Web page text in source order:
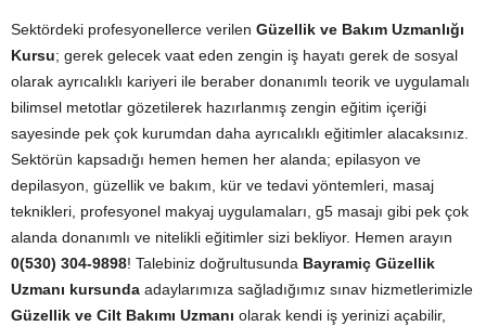
Sektördeki profesyonellerce verilen Güzellik ve Bakım Uzmanlığı
Kursu; gerek gelecek vaat eden zengin iş hayatı gerek de sosyal
olarak ayrıcalıklı kariyeri ile beraber donanımlı teorik ve uygulamalı
bilimsel metotlar gözetilerek hazırlanmış zengin eğitim içeriği
sayesinde pek çok kurumdan daha ayrıcalıklı eğitimler alacaksınız.
Sektörün kapsadığı hemen hemen her alanda; epilasyon ve
depilasyon, güzellik ve bakım, kür ve tedavi yöntemleri, masaj
teknikleri, profesyonel makyaj uygulamaları, g5 masajı gibi pek çok
alanda donanımlı ve nitelikli eğitimler sizi bekliyor. Hemen arayın
0(530) 304-9898! Talebiniz doğrultusunda Bayramiç Güzellik
Uzmanı kursunda adaylarımıza sağladığımız sınav hizmetlerimizle
Güzellik ve Cilt Bakımı Uzmanı olarak kendi iş yerinizi açabilir,